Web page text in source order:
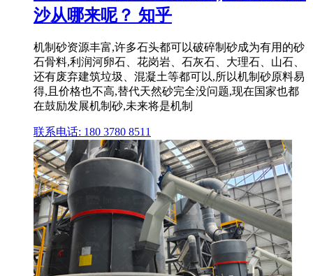
沙从哪来呢？ 知乎
机制砂资源丰富,许多石头都可以破碎制砂成为有用的砂
石骨料,利润河卵石、花岗岩、石灰石、大理石、山石、
还有废弃建筑垃圾、混凝土等都可以,所以机制砂原料易
得,且价格也不高,替代天然砂完全没问题,现在国家也都
在鼓励发展机制砂,未来将是机制
联系电话: 180 3780 8511